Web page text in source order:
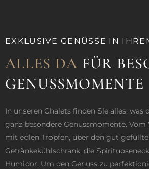
EXKLUSIVE GENÜSSE IN
ALLES DA FÜR
GENUSSMOMENTE
In unseren Chalets finden Sie alles, was
ganz besondere Genussmomente.
mit edlen Tropfen, über den gut
Getränkekühlschrank, die
Humidor. Um den Genuss zu